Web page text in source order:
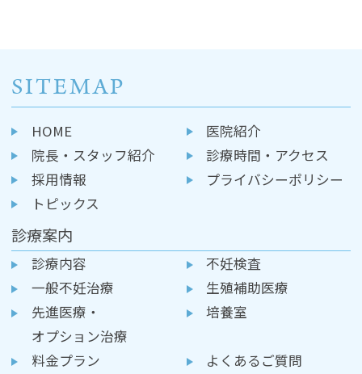
SITEMAP
HOME
医院紹介
院長・スタッフ紹介
診療時間・アクセス
採用情報
プライバシーポリシー
トピックス
診療案内
診療内容
不妊検査
一般不妊治療
生殖補助医療
先進医療・
オプション治療
培養室
料金プラン
よくあるご質問